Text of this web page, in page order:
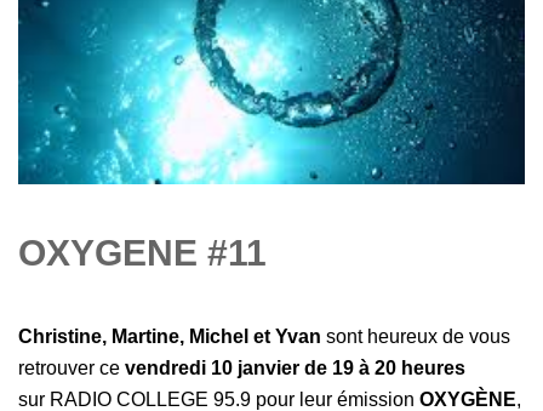
OXYGENE #11
Christine, Martine, Michel et Yvan sont heureux de vous
retrouver ce vendredi 10 janvier de 19 à 20 heures
sur RADIO COLLEGE 95.9 pour leur émission OXYGÈNE,